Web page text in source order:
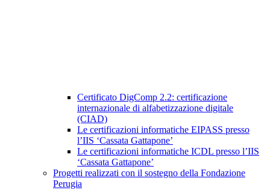
Certificato DigComp 2.2: certificazione
internazionale di alfabetizzazione digitale
(CIAD)
Le certificazioni informatiche EIPASS presso
l’IIS ‘Cassata Gattapone’
Le certificazioni informatiche ICDL presso l’IIS
‘Cassata Gattapone’
Progetti realizzati con il sostegno della Fondazione
Perugia